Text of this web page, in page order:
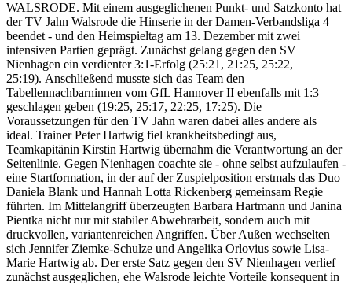
WALSRODE. Mit einem ausgeglichenen Punkt- und Satzkonto hat
der TV Jahn Walsrode die Hinserie in der Damen-Verbandsliga 4
beendet - und den Heimspieltag am 13. Dezember mit zwei
intensiven Partien geprägt. Zunächst gelang gegen den SV
Nienhagen ein verdienter 3:1-Erfolg (25:21, 21:25, 25:22,
25:19). Anschließend musste sich das Team den
Tabellennachbarninnen vom GfL Hannover II ebenfalls mit 1:3
geschlagen geben (19:25, 25:17, 22:25, 17:25). Die
Voraussetzungen für den TV Jahn waren dabei alles andere als
ideal. Trainer Peter Hartwig fiel krankheitsbedingt aus,
Teamkapitänin Kirstin Hartwig übernahm die Verantwortung an der
Seitenlinie. Gegen Nienhagen coachte sie - ohne selbst aufzulaufen -
eine Startformation, in der auf der Zuspielposition erstmals das Duo
Daniela Blank und Hannah Lotta Rickenberg gemeinsam Regie
führten. Im Mittelangriff überzeugten Barbara Hartmann und Janina
Pientka nicht nur mit stabiler Abwehrarbeit, sondern auch mit
druckvollen, variantenreichen Angriffen. Über Außen wechselten
sich Jennifer Ziemke-Schulze und Angelika Orlovius sowie Lisa-
Marie Hartwig ab. Der erste Satz gegen den SV Nienhagen verlief
zunächst ausgeglichen, ehe Walsrode leichte Vorteile konsequent in